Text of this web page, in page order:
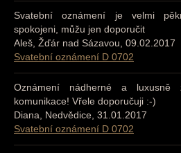
Svatební oznámení je velmi
spokojeni, můžu jen doporučit
Aleš, Žďár nad Sázavou, 09.02.2017
Svatební oznámení D 0702
Oznámení nádherné a luxusně
komunikace! Vřele doporučuji :-)
Diana, Nedvědice, 31.01.2017
Svatební oznámení D 0702